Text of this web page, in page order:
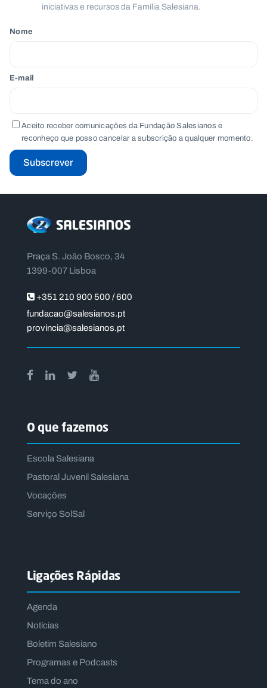
iniciativas e recursos da Família Salesiana.
Nome
E-mail
Aceito receber comunicações da Fundação Salesianos e
reconheço que posso cancelar a subscrição a qualquer momento.
Subscrever
Praça S. João Bosco, 34
1399-007 Lisboa
+351 210 900 500 / 600
fundacao@salesianos.pt
provincia@salesianos.pt
O que fazemos
Escola Salesiana
Pastoral Juvenil Salesiana
Vocações
Serviço SolSal
Ligações Rápidas
Agenda
Notícias
Boletim Salesiano
Programas e Podcasts
Tema do ano